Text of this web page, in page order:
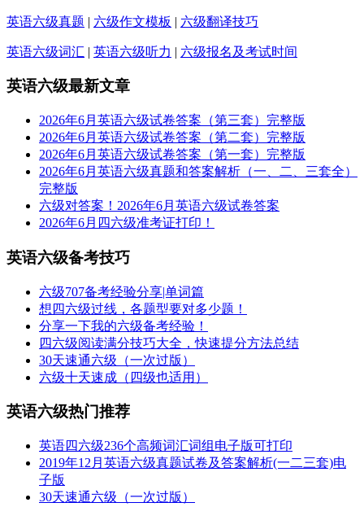
英语六级真题 | 六级作文模板 | 六级翻译技巧
英语六级词汇 | 英语六级听力 | 六级报名及考试时间
英语六级最新文章
2026年6月英语六级试卷答案（第三套）完整版
2026年6月英语六级试卷答案（第二套）完整版
2026年6月英语六级试卷答案（第一套）完整版
2026年6月英语六级真题和答案解析（一、二、三套全）
完整版
六级对答案！2026年6月英语六级试卷答案
2026年6月四六级准考证打印！
英语六级备考技巧
六级707备考经验分享|单词篇
想四六级过线，各题型要对多少题！
分享一下我的六级备考经验！
四六级阅读满分技巧大全，快速提分方法总结
30天速通六级（一次过版）
六级十天速成（四级也适用）
英语六级热门推荐
英语四六级236个高频词汇词组电子版可打印
2019年12月英语六级真题试卷及答案解析(一二三套)电
子版
30天速通六级（一次过版）